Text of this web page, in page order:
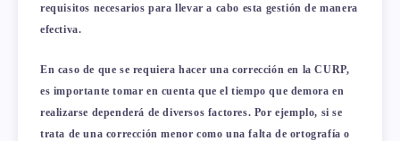
requisitos necesarios para llevar a cabo esta gestión de manera
efectiva.
En caso de que se requiera hacer una corrección en la CURP,
es importante tomar en cuenta que el tiempo que demora en
realizarse dependerá de diversos factores. Por ejemplo, si se
trata de una corrección menor como una falta de ortografía o